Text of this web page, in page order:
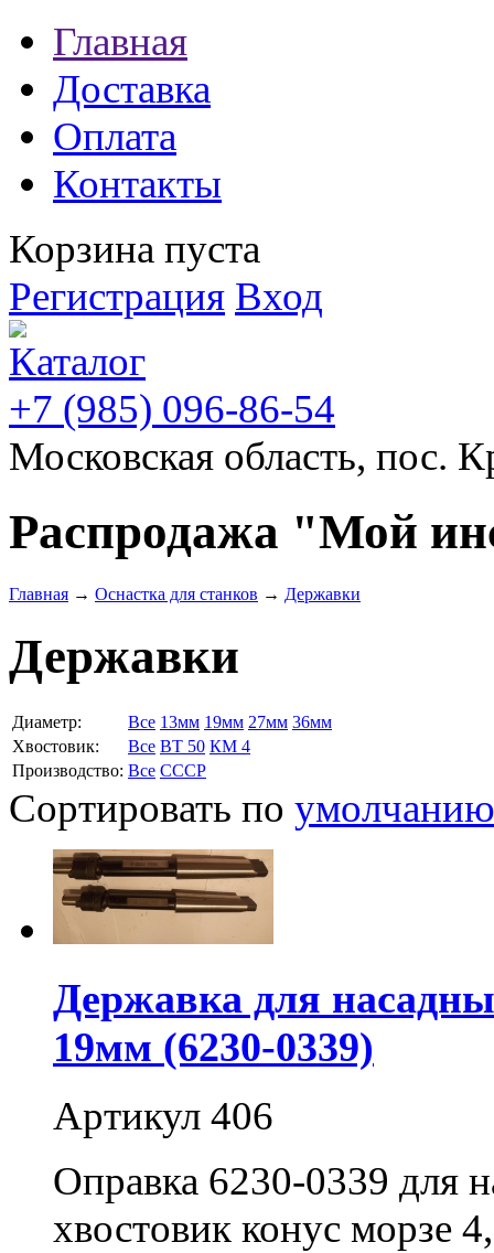
Главная
Доставка
Оплата
Контакты
Корзина пуста
Регистрация Вход
+7 (985) 096-86-54
Московская область, пос.
Распродажа "Мой
Главная → Оснастка для станков → Державки
Державки
Диаметр: Все 13мм 19мм 27мм 36мм
Хвостовик:
Все ВТ 50 КМ 4
Производство: Все СССР
Сортировать по умолчанию
Державка для
19мм (6230-0339)
Артикул 406
Оправка 6230-0339 для
хвостовик конус морзе